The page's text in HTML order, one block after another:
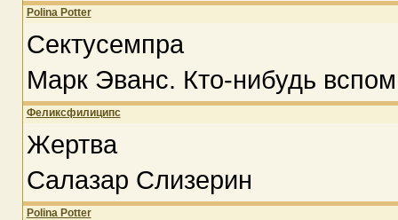
Polina Potter
Сектусемпра
Марк Эванс. Кто-нибудь
Феликсфилиципс
Жертва
Салазар Слизерин
Polina Potter